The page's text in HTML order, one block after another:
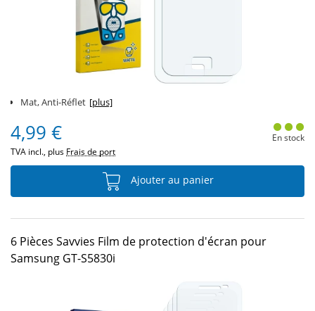
Mat, Anti-Réflet [plus]
4,99 €
TVA incl., plus Frais de port
En stock
Ajouter au panier
6 Pièces Savvies Film de protection d'écran pour
Samsung GT-S5830i